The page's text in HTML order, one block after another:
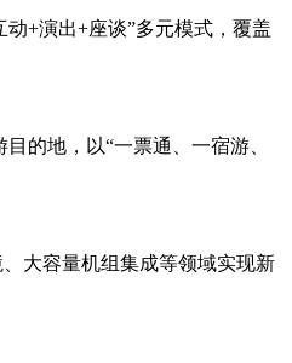
+演出+座谈”多元模式，覆盖
的地，以“一票通、一宿游、
大容量机组集成等领域实现新